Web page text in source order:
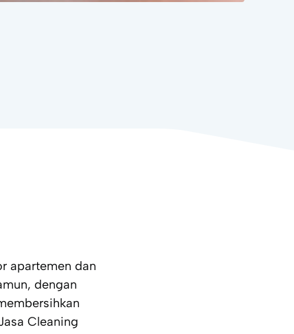
apartemen dan
dengan
Cleaning